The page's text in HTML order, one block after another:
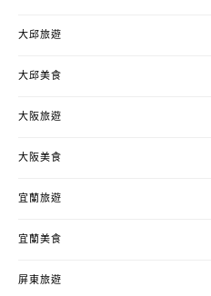
大邱旅遊
大邱美食
大阪旅遊
大阪美食
宜蘭旅遊
宜蘭美食
屏東旅遊